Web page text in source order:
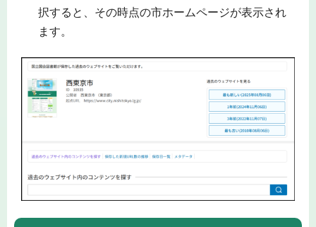
択すると、その時点の市ホームページが表示され
ます。